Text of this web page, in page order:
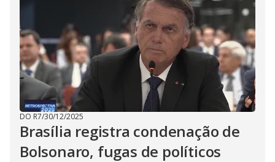
DO R7/30/12/2025
Brasília registra condenação de
Bolsonaro, fugas de políticos